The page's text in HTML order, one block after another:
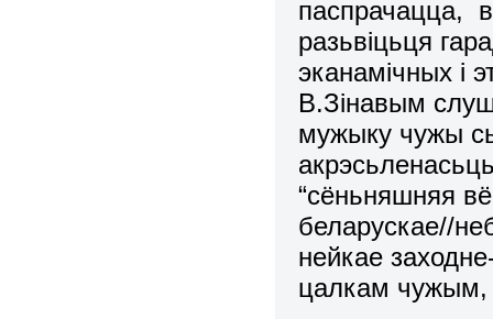
паспрачацца,
разьвіцьця
эканамічных і
В.Зінавым
мужыку чужы
“сёньняшняя
беларускае//
нейкае
цалкам чужым,